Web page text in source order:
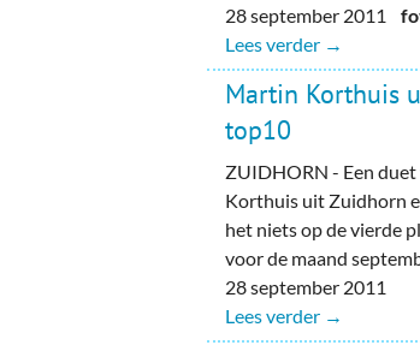
28 september 2011
Lees verder →
Martin Korthuis
top10
ZUIDHORN - Een
Korthuis uit Zuidhorn
het niets op de vierde
voor de maand
28 september 2011
Lees verder →